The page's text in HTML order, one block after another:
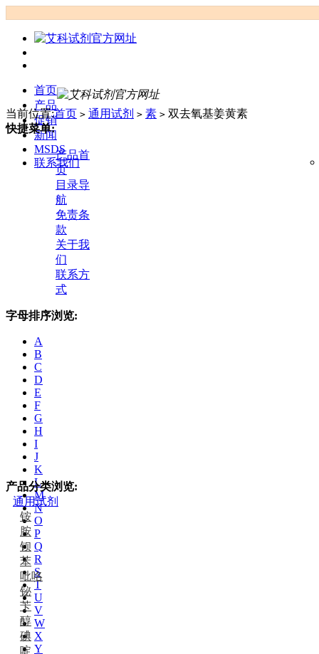
首页
产品
促销
新闻
MSDS
联系我们
当前位置:首页 > 通用试剂 > 素 > 双去氧基姜黄素
快捷菜单:
产品首
页
目录导
航
免责条
款
关于我
们
联系方
式
字母排序浏览:
A
B
C
D
E
F
G
H
I
J
K
L
M
N
O
P
Q
R
S
T
U
V
W
X
Y
产品分类浏览:
通用试剂
铵
胺
钡
苯
吡咯
铋
苄
醇
碘
啶